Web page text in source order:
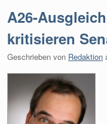
A26-
kritisieren
Geschrieben von Redaktion